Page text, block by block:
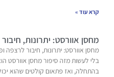
קרא עוד »
מחסן אוורסט: יתרונות,
מחסן אוורסט: יתרונות, חיבור לרצפה
בלי לעשות מזה סיפור מחסן אוורסט
בהתחלה, ואז פתאום קולטים שהוא